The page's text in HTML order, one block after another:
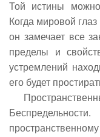
Той истины можно
Когда мировой
он замечает все
пределы и
устремлений
его будет